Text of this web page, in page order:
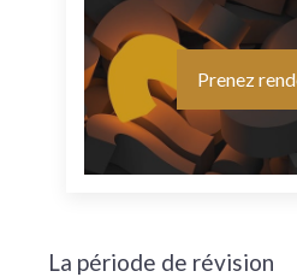
Prenez
La période de révision